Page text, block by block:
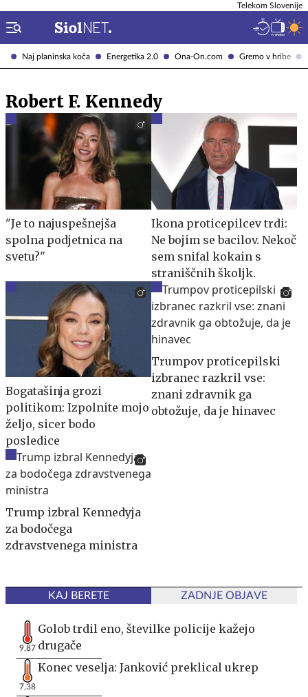
Naj planinska koča Energetika 2.0 Ona-On.com Gremo v hribe
Telekom Slovenije
Robert F. Kennedy
"Je to najuspešnejša
spolna podjetnica na
svetu?"
Ikona proticepilcev trdi:
Ne bojim se bacilov. Nekoč
sem snifal kokain s
straniščnih školjk.
Bogatašinja grozi
politikom: Izpolnite mojo
željo, sicer bodo
posledice
Trumpov proticepilski
izbranec razkril vse:
znani zdravnik ga
obtožuje, da je hinavec
Trump izbral Kennedyja
za bodočega
zdravstvenega ministra
KAJ BERETE ZADNJE OBJAVE
9,87
Golob trdil eno, številke policije kažejo
drugače
7,38
Konec veselja: Janković preklical ukrep